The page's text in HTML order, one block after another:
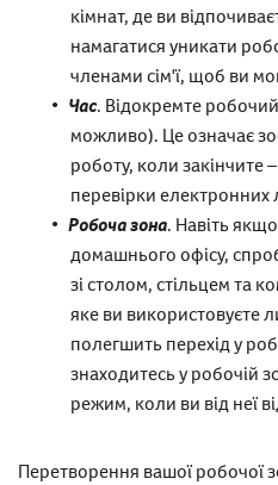
кімнат, де ви
намагатися уникати
членами сім'ї, щоб ви
Час. Відокремте
можливо). Це означає
роботу, коли закінчите
перевірки електронних
Робоча зона. Навіть
домашнього офісу,
зі столом, стільцем та
яке ви використовуєте
полегшить перехід у
знаходитесь у робочій
режим, коли ви від неї
Перетворення вашої робочої